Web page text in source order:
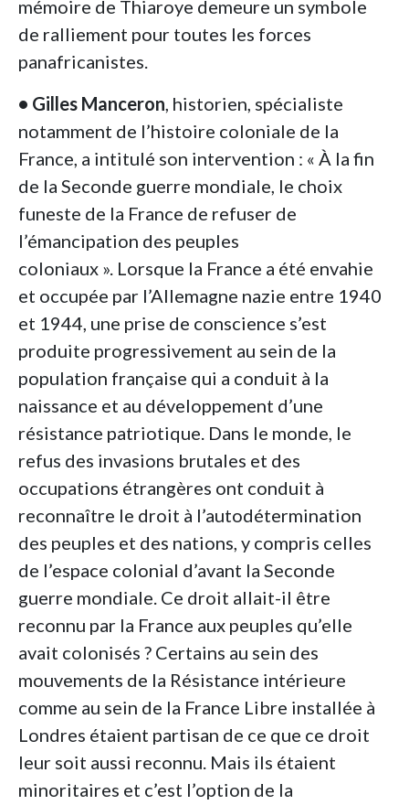
mémoire de Thiaroye demeure un symbole
de ralliement pour toutes les forces
panafricanistes.
• Gilles Manceron, historien, spécialiste
notamment de l’histoire coloniale de la
France, a intitulé son intervention : « À la fin
de la Seconde guerre mondiale, le choix
funeste de la France de refuser de
l’émancipation des peuples
coloniaux ». Lorsque la France a été envahie
et occupée par l’Allemagne nazie entre 1940
et 1944, une prise de conscience s’est
produite progressivement au sein de la
population française qui a conduit à la
naissance et au développement d’une
résistance patriotique. Dans le monde, le
refus des invasions brutales et des
occupations étrangères ont conduit à
reconnaître le droit à l’autodétermination
des peuples et des nations, y compris celles
de l’espace colonial d’avant la Seconde
guerre mondiale. Ce droit allait-il être
reconnu par la France aux peuples qu’elle
avait colonisés ? Certains au sein des
mouvements de la Résistance intérieure
comme au sein de la France Libre installée à
Londres étaient partisan de ce que ce droit
leur soit aussi reconnu. Mais ils étaient
minoritaires et c’est l’option de la